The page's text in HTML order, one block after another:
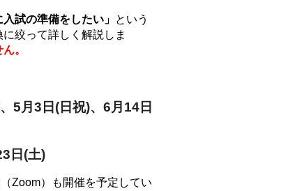
試の準備をしたい」 という
絞って詳しく解説しま
。
5月3日(日祝)、6月14日
日(土)
Zoom）も開催を予定してい